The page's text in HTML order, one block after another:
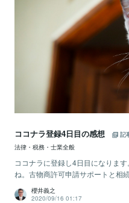
ココナラ登録4日目の感想
記
法律・税務・士業全般
ココナラに登録し4日目になりま
ね。古物商許可申請サポートと相
櫻井義之
2020/09/16 01:17